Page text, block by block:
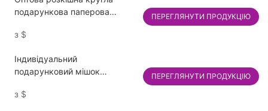
подарункова паперова
гарячому стилі з власним
високою якістю для
косметичної упаковки
з $
ПЕРЕГЛЯНУТИ ПРОДУКЦІЮ
Індивідуальний
подарунковий мішок
подарункових пакетів
з $
ПЕРЕГЛЯНУТИ ПРОДУКЦІЮ